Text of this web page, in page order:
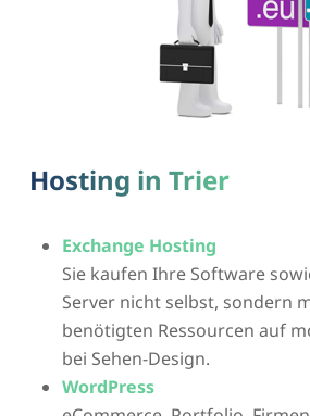
Hosting in Trier
Exchange Hosting
Sie kaufen Ihre Software
Server nicht selbst, sondern
benötigten Ressourcen auf
bei Sehen-Design.
WordPress